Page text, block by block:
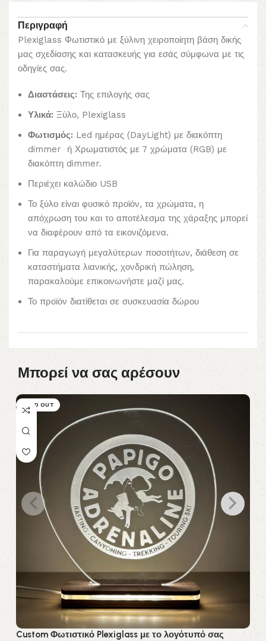
Περιγραφή
Plexiglass Φωτιστικό με ξύλινη χειροποίητη βάση δικής
μας σχεδίασης και κατασκευής για εσάς σύμφωνα με τις
οδηγίες σας.
Διαστάσεις: Της επιλογής σας
Υλικά: Ξύλο, Plexiglass
Φωτισμός: Led ημέρας (DayLight) με διακόπτη
dimmer ή Χρωματιστός με 7 χρώματα (RGB) με
διακόπτη dimmer.
Περιέχει καλώδιο USB
Το ξύλο είναι φυσικό προϊόν, τα χρώματα, η
απόχρωση του και το αποτέλεσμα της χάραξης μπορεί
να διαφέρουν από τα εικονιζόμενα.
Για παραγωγή μεγαλύτερων ποσοτήτων, διάθεση σε
καταστήματα λιανικής, χονδρική πώληση,
παρακαλούμε επικοινωνήστε μαζί μας.
Το προϊόν διατίθεται σε συσκευασία δώρου
Μπορεί να σας αρέσουν
SOLD OUT
Custom Φωτιστικό Plexiglass με το λογότυπό σας